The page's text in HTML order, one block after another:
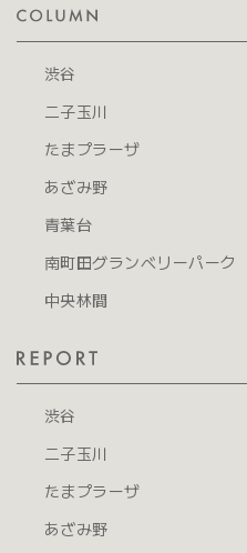
渋谷
二子玉川
たまプラーザ
あざみ野
青葉台
南町田グランベリーパーク
中央林間
渋谷
二子玉川
たまプラーザ
あざみ野